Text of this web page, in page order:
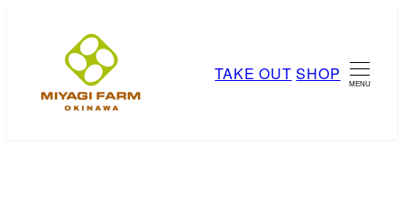
TAKE OUT SHOP
MENU